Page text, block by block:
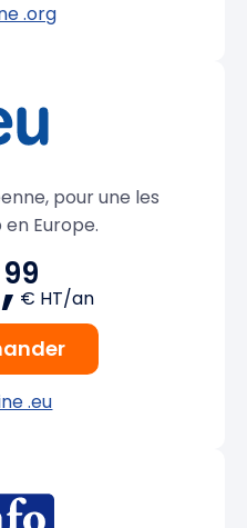
.org
pour une les
Europe.
99
€ HT/an
.eu